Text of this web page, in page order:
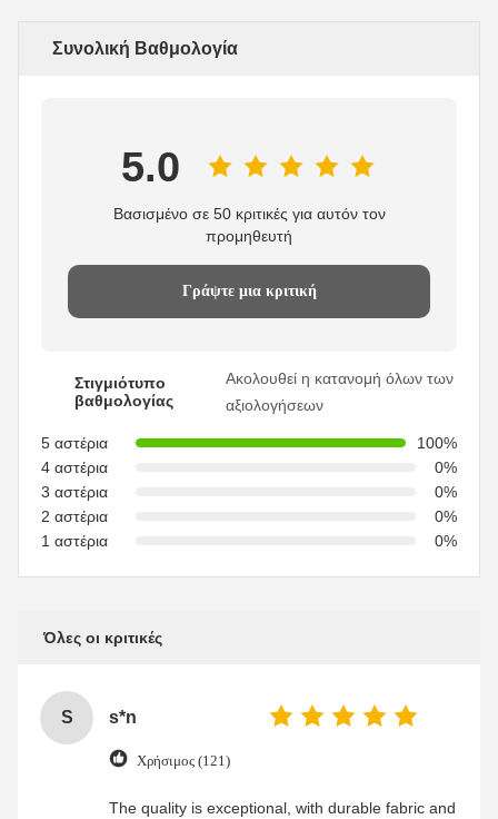
Συνολική Βαθμολογία
5.0
Βασισμένο σε 50 κριτικές για αυτόν τον
προμηθευτή
Γράψτε μια κριτική
Στιγμιότυπο
βαθμολογίας
Ακολουθεί η κατανομή όλων των
αξιολογήσεων
5 αστέρια
100%
4 αστέρια
0%
3 αστέρια
0%
2 αστέρια
0%
1 αστέρια
0%
Όλες οι κριτικές
S s*n
Χρήσιμος (121)
The quality is exceptional, with durable fabric and